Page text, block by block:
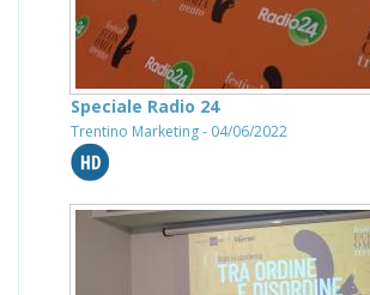
Speciale Radio 24
Trentino Marketing - 04/06/2022